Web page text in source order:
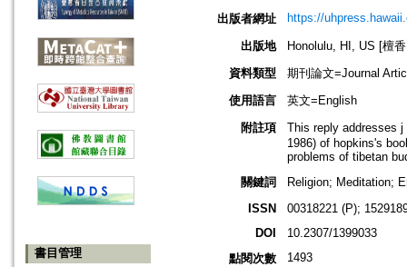
書目管理
出版者網址 https://
出版地
Honolulu, HI, US [檀
資料類型
期刊論文=Journal
使用語言
英文=English
附註項
This reply addresses
1986) of hopkins's
problems of tibetan
關鍵詞
Religion; Meditation;
ISSN
00318221 (P);
DOI
10.2307/1399033
點閱次數
1493